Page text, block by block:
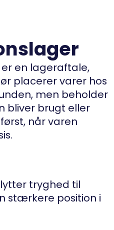
en lageraftale,
placerer varer hos
men beholder
bliver brugt eller
når varen
tryghed til
stærkere position i